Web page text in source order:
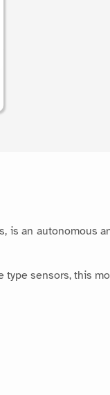
is an
sensors, this